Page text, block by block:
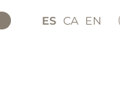
ES CA EN